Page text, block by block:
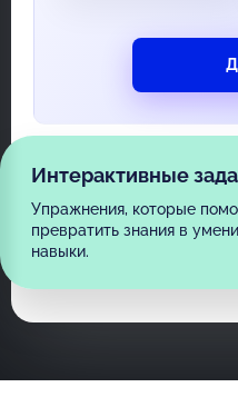
Интерактивные
Упражнения, которые
превратить знания в
навыки.